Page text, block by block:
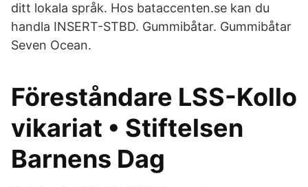
ditt lokala språk. Hos bataccenten.se kan du
handla INSERT-STBD. Gummibåtar. Gummibåtar
Seven Ocean.
Föreståndare LSS-Kollo
vikariat • Stiftelsen
Barnens Dag